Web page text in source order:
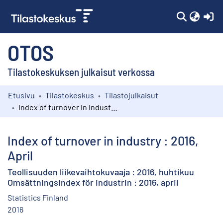
OTOS
Tilastokeskuksen julkaisut verkossa
Kokoelmat
Etusivu Tilastokeskus
Tilastojulkaisut
Index of turnover in industry : 2016,
April
Teollisuuden liikevaihtokuvaaja : 2016, huhtikuu
Omsättningsindex för industrin : 2016, april
Statistics Finland
2016